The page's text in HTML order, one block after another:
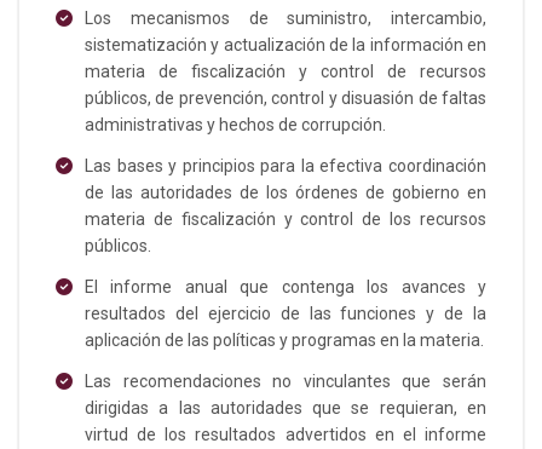
Los mecanismos de suministro, intercambio,
sistematización y actualización de la información en
materia de fiscalización y control de recursos
públicos, de prevención, control y disuasión de faltas
administrativas y hechos de corrupción.
Las bases y principios para la efectiva coordinación
de las autoridades de los órdenes de gobierno en
materia de fiscalización y control de los recursos
públicos.
El informe anual que contenga los avances y
resultados del ejercicio de las funciones y de la
aplicación de las políticas y programas en la materia.
Las recomendaciones no vinculantes que serán
dirigidas a las autoridades que se requieran, en
virtud de los resultados advertidos en el informe